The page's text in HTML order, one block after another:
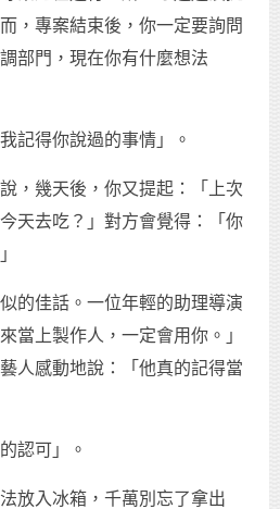
，專案結束後，你一定要詢問
部門，現在你有什麼想法
記得你說過的事情」。
，幾天後，你又提起：「上次
天去吃？」對方會覺得：「你
的佳話。一位年輕的助理導演
當上製作人，一定會用你。」
人感動地說：「他真的記得當
認可」。
放入冰箱，千萬別忘了拿出